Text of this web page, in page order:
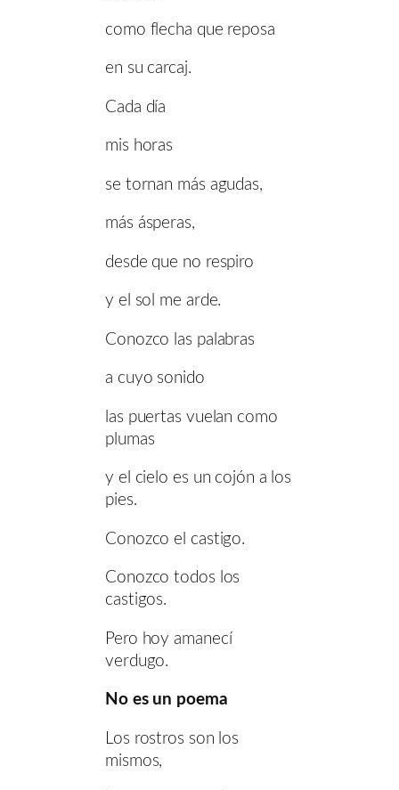
como flecha que reposa
en su carcaj.
Cada día
mis horas
se tornan más agudas,
más ásperas,
desde que no respiro
y el sol me arde.
Conozco las palabras
a cuyo sonido
las puertas vuelan como
plumas
y el cielo es un cojón a los
pies.
Conozco el castigo.
Conozco todos los
castigos.
Pero hoy amanecí
verdugo.
No es un poema
Los rostros son los
mismos,